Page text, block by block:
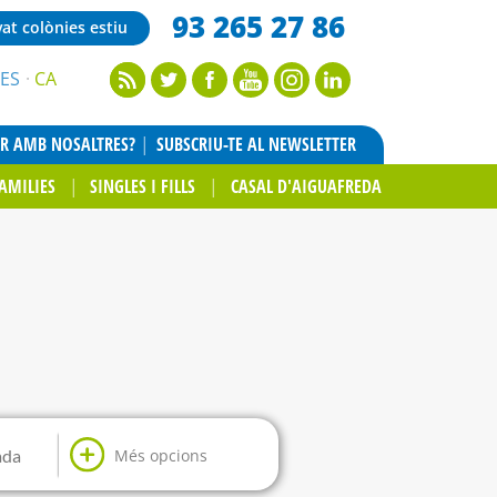
colònies estiu 93 265 27 86
ES CA
AMB NOSALTRES?
SUBSCRIU-TE AL NEWSLETTER
SINGLES I FILLS CASAL D'AIGUAFREDA
Més opcions